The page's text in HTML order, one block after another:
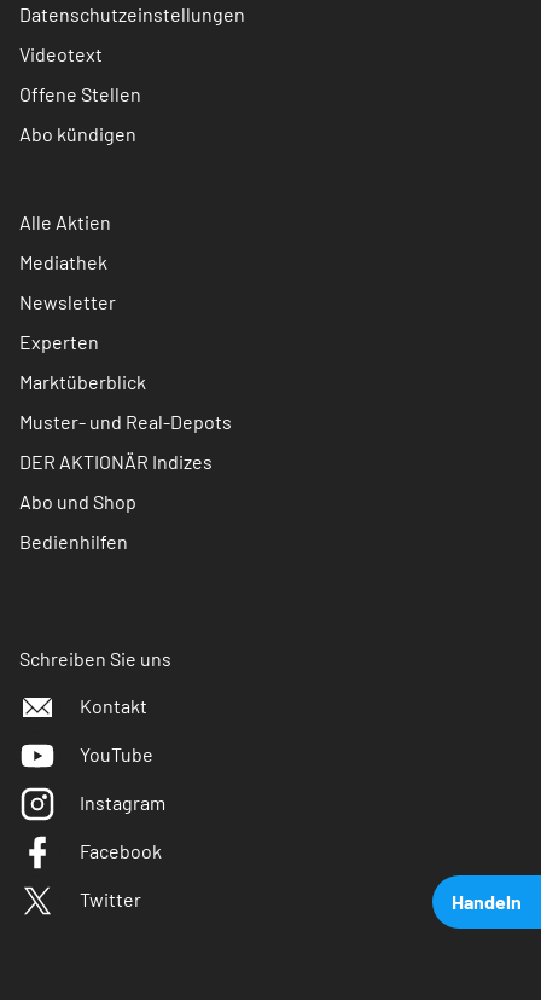
Handeln
Datenschutzeinstellungen
Videotext
Offene Stellen
Abo kündigen
Alle Aktien
Mediathek
Newsletter
Experten
Marktüberblick
Muster- und Real-Depots
DER AKTIONÄR Indizes
Abo und Shop
Bedienhilfen
Schreiben Sie uns
Kontakt
YouTube
Instagram
Facebook
Twitter